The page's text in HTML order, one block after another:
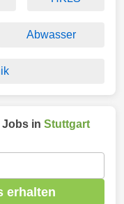
Abwasser
Jobs in Stuttgart
erhalten